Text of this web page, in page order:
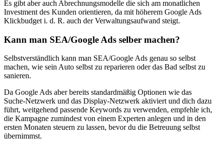
Es gibt aber auch Abrechnungsmodelle die sich am monatlichen
Investment des Kunden orientieren, da mit höherem Google Ads
Klickbudget i. d. R. auch der Verwaltungsaufwand steigt.
Kann man SEA/Google Ads selber machen?
Selbstverständlich kann man SEA/Google Ads genau so selbst
machen, wie sein Auto selbst zu reparieren oder das Bad selbst zu
sanieren.
Da Google Ads aber bereits standardmäßig Optionen wie das
Suche-Netzwerk und das Display-Netzwerk aktiviert und dich dazu
führt, weitgehend passende Keywords zu verwenden, empfehle ich,
die Kampagne zumindest von einem Experten anlegen und in den
ersten Monaten steuern zu lassen, bevor du die Betreuung selbst
übernimmst.